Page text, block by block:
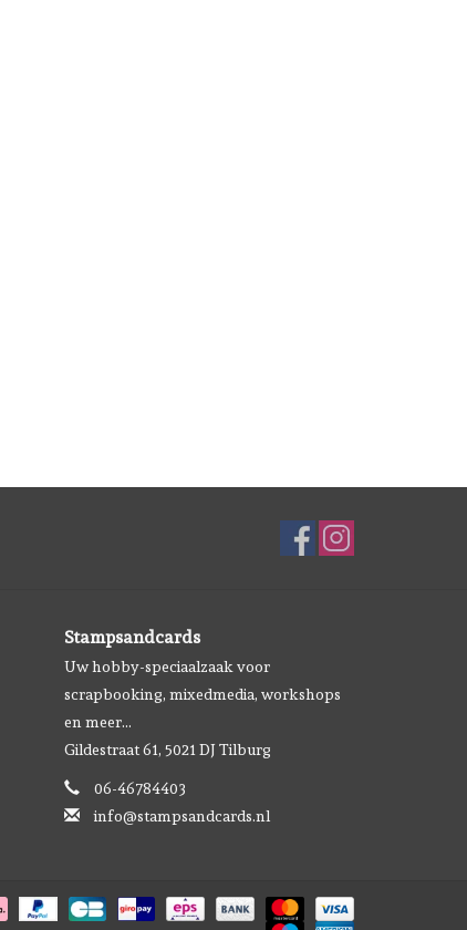
Stampsandcards
Uw hobby-speciaalzaak voor
scrapbooking, mixedmedia, workshops
en meer...
Gildestraat 61, 5021 DJ Tilburg
06-46784403
info@stampsandcards.nl